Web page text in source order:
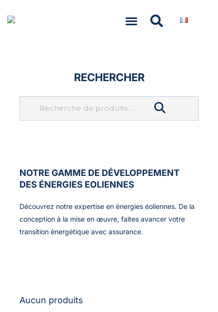
RECHERCHER
Recherche
NOTRE GAMME DE DÉVELOPPEMENT
DES ÉNERGIES EOLIENNES
Découvrez notre expertise en énergies éoliennes. De la
conception à la mise en œuvre, faites avancer votre
transition énergétique avec assurance.
Aucun produits